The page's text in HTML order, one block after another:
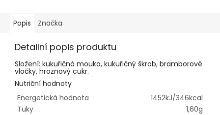
Popis Značka
Detailní popis produktu
Složení: kukuřičná mouka, kukuřičný škrob, bramborové
vločky, hroznový cukr.
Nutriční hodnoty
Energetická hodnota
1452kJ/346kcal
Tuky
1,60g